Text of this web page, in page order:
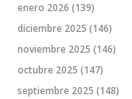
enero 2026 (139)
diciembre 2025 (146)
noviembre 2025 (146)
octubre 2025 (147)
septiembre 2025 (148)